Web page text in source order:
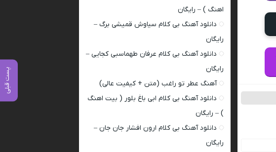
پست قبلی
اهنگ ) – رایگان
دانلود آهنگ بی کلام سیاوش قمیشی برگ –
رایگان
دانلود آهنگ بی کلام عرفان طهماسبی کجایی –
رایگان
آهنگ عطر تو راغب (متن + کیفیت عالی)
دانلود آهنگ بی کلام ابی باغ بلور ( بیت اهنگ
) – رایگان
دانلود آهنگ بی کلام ارون افشار جان جان –
رایگان